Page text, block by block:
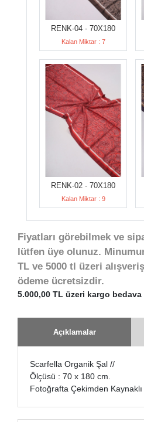
RENK-04 - 70X180
Kalan Miktar : 7
RENK-02 - 70X180
Kalan Miktar : 9
Fiyatları görebilmek ve
lütfen üye olunuz.
TL ve 5000 tl üzeri
ödeme ücretsizdir.
5.000,00 TL üzeri kargo bedava
Açıklamalar
Scarfella Organik Şal //
Ölçüsü : 70 x 180 cm.
Fotoğrafta Çekimden Kaynaklı